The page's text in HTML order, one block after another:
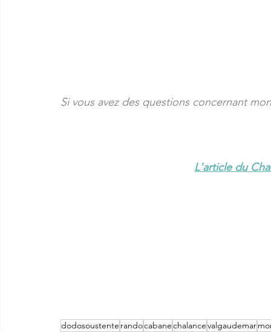
Si vous avez des questions concernant
L'article du
dodosoustente randocabanechalancevalgaudemar